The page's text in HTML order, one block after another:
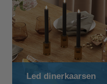
Led dinerkaarsen